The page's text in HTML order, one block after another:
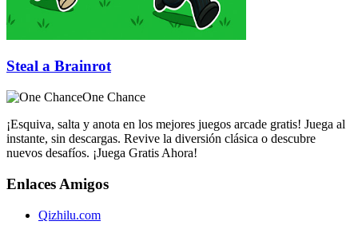
Steal a Brainrot
One Chance
¡Esquiva, salta y anota en los mejores juegos arcade gratis! Juega al
instante, sin descargas. Revive la diversión clásica o descubre
nuevos desafíos. ¡Juega Gratis Ahora!
Enlaces Amigos
Qizhilu.com